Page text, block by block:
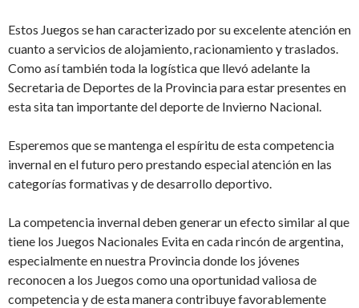
Estos Juegos se han caracterizado por su excelente atención en
cuanto a servicios de alojamiento, racionamiento y traslados.
Como así también toda la logística que llevó adelante la
Secretaria de Deportes de la Provincia para estar presentes en
esta sita tan importante del deporte de Invierno Nacional.
Esperemos que se mantenga el espíritu de esta competencia
invernal en el futuro pero prestando especial atención en las
categorías formativas y de desarrollo deportivo.
La competencia invernal deben generar un efecto similar al que
tiene los Juegos Nacionales Evita en cada rincón de argentina,
especialmente en nuestra Provincia donde los jóvenes
reconocen a los Juegos como una oportunidad valiosa de
competencia y de esta manera contribuye favorablemente